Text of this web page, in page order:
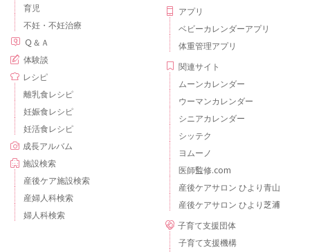
育児
不妊・不妊治療
Ｑ＆Ａ
体験談
レシピ
離乳食レシピ
妊娠食レシピ
妊活食レシピ
成長アルバム
施設検索
産後ケア施設検索
産婦人科検索
婦人科検索
アプリ
ベビーカレンダーアプリ
体重管理アプリ
関連サイト
ムーンカレンダー
ウーマンカレンダー
シニアカレンダー
シッテク
ヨムーノ
医師監修.com
産後ケアサロン ひより青山
産後ケアサロン ひより芝浦
子育て支援団体
子育て支援機構